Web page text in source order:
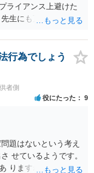
ライアンス上避けた
生にも万一迷惑をか
行為でしょう
者側
役にたった 9
題はないという考え
せているようです。
りますね。 また患者